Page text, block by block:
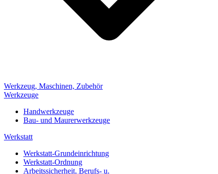
Werkzeug, Maschinen, Zubehör
Werkzeuge
Handwerkzeuge
Bau- und Maurerwerkzeuge
Werkstatt
Werkstatt-Grundeinrichtung
Werkstatt-Ordnung
Arbeitssicherheit, Berufs- u.